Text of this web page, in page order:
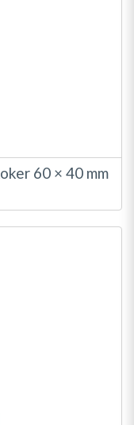
60 × 40 mm